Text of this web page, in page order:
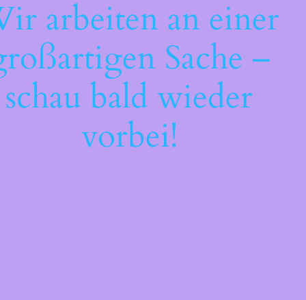
arbeiten an einer
Sache –
schau bald wieder
vorbei!